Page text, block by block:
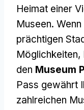
Heimat einer
Museen.
prächtigen
Möglichkeiten,
den Museum
Pass gewährt
zahlreichen